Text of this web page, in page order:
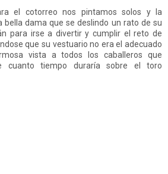
el cotorreo nos pintamos solos y la
dama que se deslindo un rato de su
para irse a divertir y cumplir el reto de
que su vestuario no era el adecuado
vista a todos los caballeros que
cuanto tiempo duraría sobre el toro